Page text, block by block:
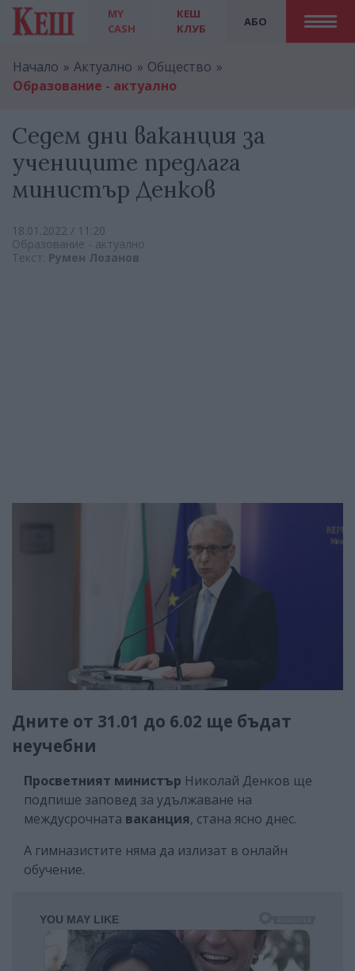
MY
CASH
АБО
КЕШ
КЛУБ
Начало Актуално
Общество
Образование - актуално
Седем дни ваканция за
учениците предлага
министър Денков
18.01.2022 / 11:20
Образование - актуално
Текст: Румен Лозанов
Дните от 31.01 до 6.02 ще бъдат
нeучебни
Просветният министър Николай Денков ще
подпише заповед за удължаване на
междусрочната ваканция, стана ясно днес.
А гимназистите няма да излизат в онлайн
обучение.